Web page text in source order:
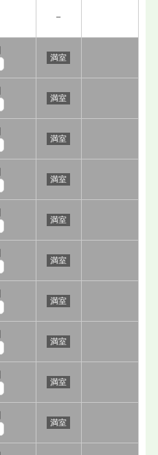
－
満室
満室
満室
満室
満室
満室
満室
満室
満室
満室